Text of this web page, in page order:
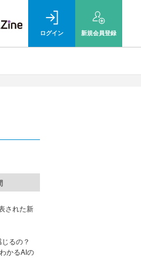
ログイン 新規会員登録
された新
じるの？
かるAIの